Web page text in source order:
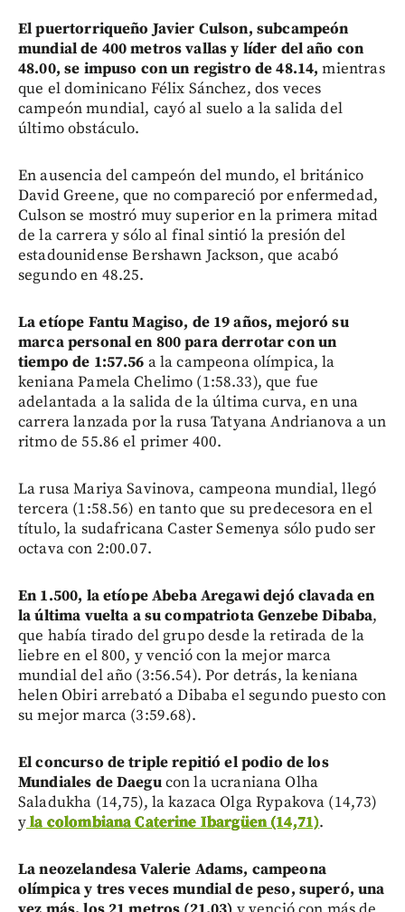
El puertorriqueño Javier Culson, subcampeón
mundial de 400 metros vallas y líder del año con
48.00, se impuso con un registro de 48.14, mientras
que el dominicano Félix Sánchez, dos veces
campeón mundial, cayó al suelo a la salida del
último obstáculo.
En ausencia del campeón del mundo, el británico
David Greene, que no compareció por enfermedad,
Culson se mostró muy superior en la primera mitad
de la carrera y sólo al final sintió la presión del
estadounidense Bershawn Jackson, que acabó
segundo en 48.25.
La etíope Fantu Magiso, de 19 años, mejoró su
marca personal en 800 para derrotar con un
tiempo de 1:57.56 a la campeona olímpica, la
keniana Pamela Chelimo (1:58.33), que fue
adelantada a la salida de la última curva, en una
carrera lanzada por la rusa Tatyana Andrianova a un
ritmo de 55.86 el primer 400.
La rusa Mariya Savinova, campeona mundial, llegó
tercera (1:58.56) en tanto que su predecesora en el
título, la sudafricana Caster Semenya sólo pudo ser
octava con 2:00.07.
En 1.500, la etíope Abeba Aregawi dejó clavada en
la última vuelta a su compatriota Genzebe Dibaba,
que había tirado del grupo desde la retirada de la
liebre en el 800, y venció con la mejor marca
mundial del año (3:56.54). Por detrás, la keniana
helen Obiri arrebató a Dibaba el segundo puesto con
su mejor marca (3:59.68).
El concurso de triple repitió el podio de los
Mundiales de Daegucon la ucraniana Olha
Saladukha (14,75), la kazaca Olga Rypakova (14,73)
yla colombiana Caterine Ibargüen (14,71).
La neozelandesa Valerie Adams, campeona
olímpica y tres veces mundial de peso, superó, una